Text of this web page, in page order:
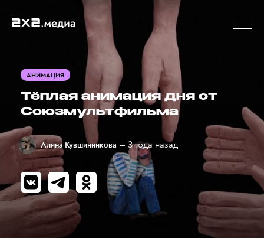
АНИМАЦИЯ
Тёплая анимация дня от
Союзмультфильма
Алина Кувшинникова — 3 года назад